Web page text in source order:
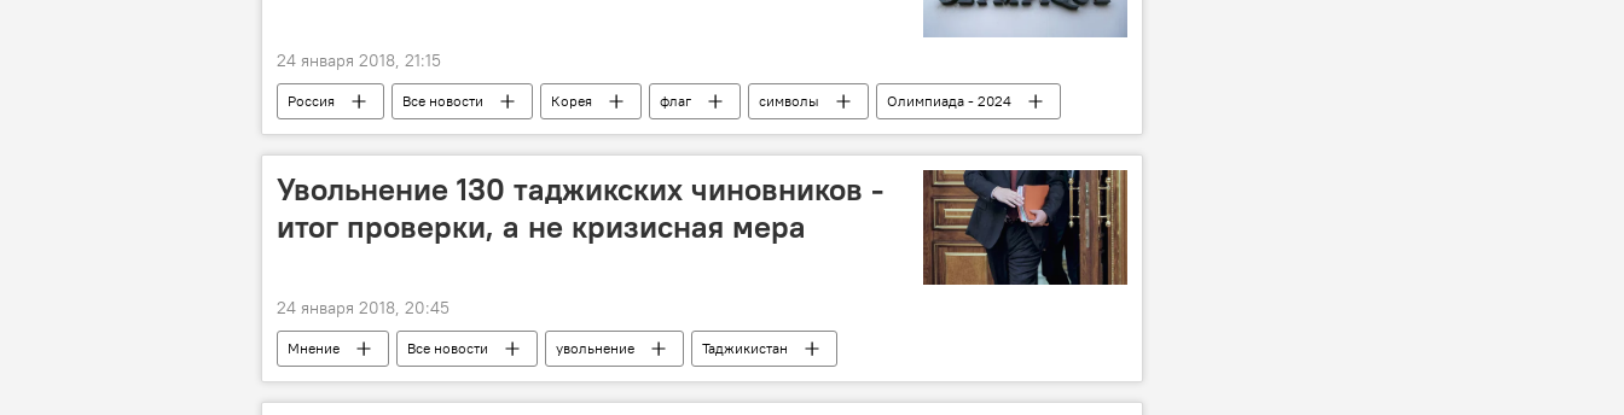
24 января 2018, 21:15
Россия Все новости Корея флаг символы
Олимпиада - 2024
МОК
Увольнение 130 таджикских чиновников -
итог проверки, а не кризисная мера
24 января 2018, 20:45
Мнение Все новости увольнение Таджикистан